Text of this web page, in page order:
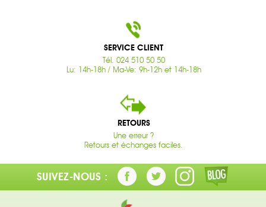
SERVICE CLIENT
Tél. 024 510 50 50
Lu: 14h-18h / Ma-Ve: 9h-12h et 14h-18h
RETOURS
Une erreur ?
Retours et échanges faciles.
SUIVEZ-NOUS :